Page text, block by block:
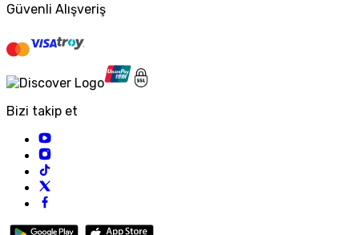
Güvenli Alışveriş
Bizi takip et